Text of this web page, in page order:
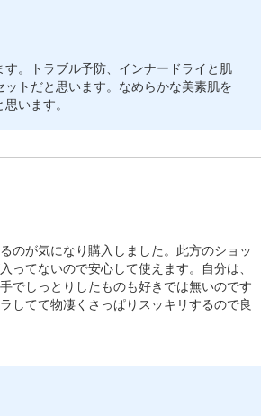
す。トラブル予防、インナードライと肌
ットだと思います。なめらかな美素肌を
います。
のが気になり購入しました。此方のショッ
ってないので安心して使えます。自分は、
でしっとりしたものも好きでは無いのです
してて物凄くさっぱりスッキリするので良